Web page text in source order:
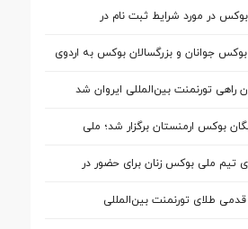
در مورد شرایط ثبت نام در
جوانان و بزرگسالان بوکس به اردوی
راهی تورنمنت بین‌المللی ایروان شد
بوکس ارمنستان برگزار شد؛ ملی‌
را شناختند
تیم ملی بوکس زنان برای حضور در
طلای تورنمنت بین‌المللی
مدال برنز رسید